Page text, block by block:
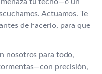
tu techo—o un
Actuamos. Te
de hacerlo, para que
nosotros para todo,
precisión,